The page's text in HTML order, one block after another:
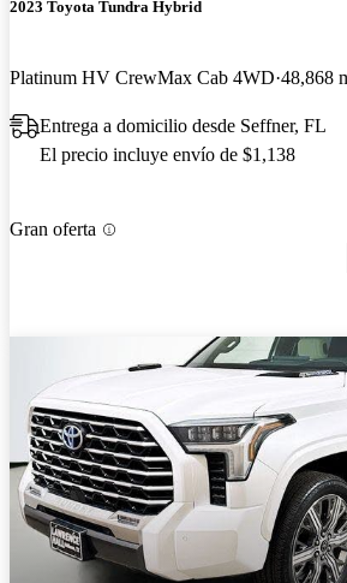
2023 Toyota Tundra Hybrid
Platinum HV CrewMax Cab 4WD 48,868
Entrega a domicilio desde Seffner, FL
El precio incluye envío de $1,138
Gran oferta